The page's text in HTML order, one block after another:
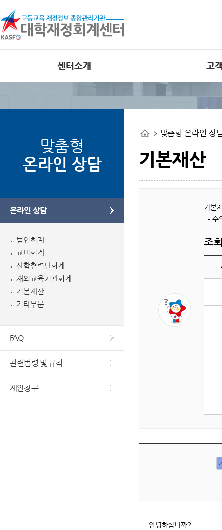
센터소개
비전
부서별 사업안내
오시는길
고
공지사항
외부 대학재정
사업관련 자료
맞춤형
온라인 상담
온라인 상담
법인회계
교비회계
산학협력단회계
재외교육기관회계
기본재산
기타부문
FAQ
관련법령 및 규칙
제안창구
맞춤형 온라인 상
기본재산
기본
- 수
조
판
개
니
목,
안녕하십니까?